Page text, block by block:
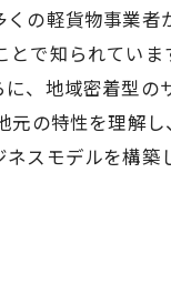
の軽貨物事業
で知られてい
、地域密着型
の特性を理解
スモデルを構築